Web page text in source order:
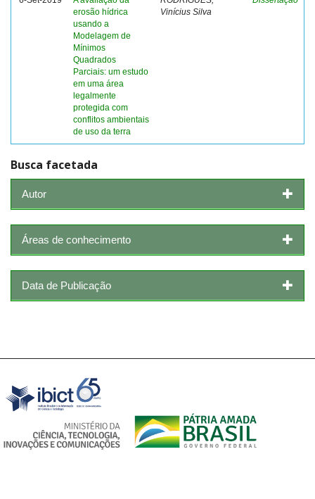
erosão hídrica
usando a
Modelagem de
Mínimos
Quadrados
Parciais: um estudo
em uma área
legalmente
protegida com
conflitos ambientais
de uso da terra
Vinícius Silva
Busca facetada
Autor
Áreas de conhecimento
Data de Publicação